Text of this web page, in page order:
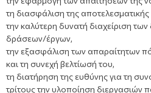
τη διασφάλιση της αποτελεσματικής
την καλύτερη δυνατή διαχείριση
δράσεων/έργων,
την εξασφάλιση των απαραίτητων
και τη συνεχή βελτίωσή του,
τη διατήρηση της ευθύνης για τη
τρίτους την υλοποίηση